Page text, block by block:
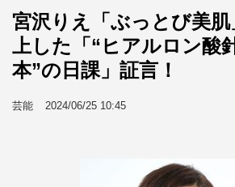
宮沢りえ「ぶっとび美
上した「“ヒアルロン酸
本”の日課」証言！
芸能 2024/06/25 10:45